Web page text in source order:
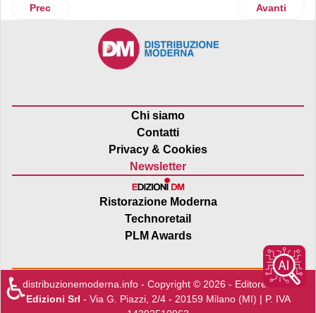
Articolo precedente: Ikea apre un nuovo Plan & Order
Prec Articolo
Avanti
Chi siamo
Contatti
Privacy & Cookies
Newsletter
Ristorazione Moderna
Technoretail
PLM Awards
distribuzionemoderna.info - Copyright © 2026 - Editore:Edra
Edizioni Srl - Via G. Piazzi, 2/4 - 20159 Milano (MI) | P. IVA